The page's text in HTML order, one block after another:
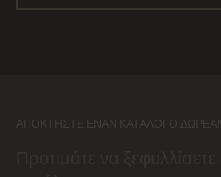
ΑΠΟΚΤΉΣΤΕ ΈΝΑΝ ΚΑΤΆΛΟΓΟ